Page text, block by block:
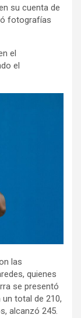
su cuenta de
fotografías
el
el
las
quienes
se presentó
total de 210,
alcanzó 245.